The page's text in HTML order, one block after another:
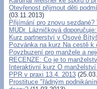
Otevřenost přijmout děti
(03.11.2013)
Přijímání pro znovu
MUDr. Lázničková
Kurz partnerství v Osové
Pozvánka na kurz Na cestě k
Povzbuzení pro manžele a
RECENZE: Co je to
Interaktivní kurz O
PPR v praxi 13.4. 2013
Prostituce "řádným